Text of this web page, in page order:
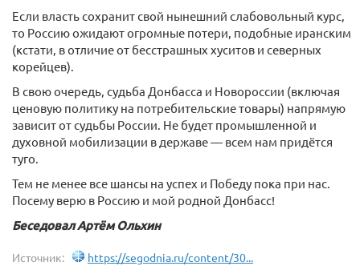
Если власть сохранит свой нынешний слабовольный курс,
то Россию ожидают огромные потери, подобные иранским
(кстати, в отличие от бесстрашных хуситов и северных
корейцев).
В свою очередь, судьба Донбасса и Новороссии (включая
ценовую политику на потребительские товары) напрямую
зависит от судьбы России. Не будет промышленной и
духовной мобилизации в державе — всем нам придётся
туго.
Тем не менее все шансы на успех и Победу пока при нас.
Посему верю в Россию и мой родной Донбасс!
Беседовал Артём Ольхин
Источник: https://segodnia.ru/content/30...